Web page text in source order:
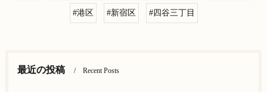
#港区 #新宿区 #四谷三丁目
最近の投稿 Recent Posts